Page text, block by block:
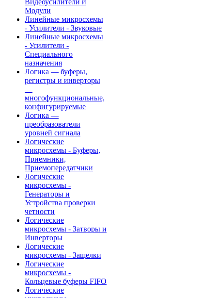
Видеоусилители и
Модули
Линейные микросхемы
- Усилители - Звуковые
Линейные микросхемы
- Усилители -
Специального
назначения
Логика — буферы,
регистры и инверторы
—
многофункциональные,
конфигурируемые
Логика —
преобразователи
уровней сигнала
Логические
микросхемы - Буферы,
Приемники,
Приемопередатчики
Логические
микросхемы -
Генераторы и
Устройства проверки
четности
Логические
микросхемы - Затворы и
Инверторы
Логические
микросхемы - Защелки
Логические
микросхемы -
Кольцевые буферы FIFO
Логические